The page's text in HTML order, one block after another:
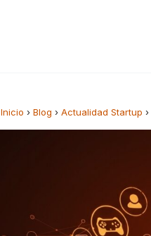
Inicio › Blog › Actualidad Startup ›